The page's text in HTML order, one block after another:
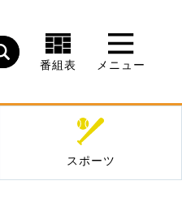
番組表 メニュー
スポーツ